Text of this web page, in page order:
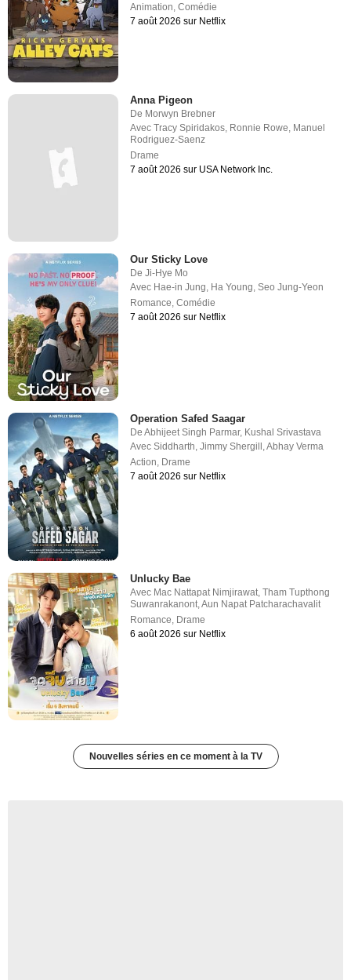
Animation ,Comédie
7 août 2026 sur Netflix
Anna Pigeon
De Morwyn Brebner
AvecTracy Spiridakos, Ronnie Rowe, Manuel
Rodriguez-Saenz
Drame
7 août 2026 sur USA Network Inc.
Our Sticky Love
DeJi-Hye Mo
Avec Hae-in Jung, Ha Young,Seo Jung-Yeon
Romance,Comédie
7 août 2026 sur Netflix
Operation Safed Saagar
DeAbhijeet Singh Parmar, Kushal Srivastava
AvecSiddharth,Jimmy Shergill ,Abhay Verma
Action, Drame
7 août 2026 sur Netflix
Unlucky Bae
Avec Mac Nattapat Nimjirawat ,Tham Tupthong
Suwanrakanont ,Aun Napat Patcharachavalit
Romance Drame
6 août 2026 sur Netflix
Nouvelles séries en ce moment à la TV